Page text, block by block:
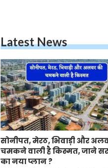
Latest News
सोनीपत, मेरठ, भिवाड़ी और
चमकने वाली है किस्मत, जाने
का नया प्लान ?